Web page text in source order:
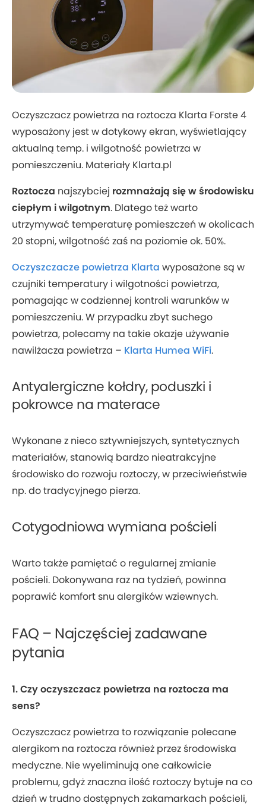
Oczyszczacz powietrza na roztocza Klarta Forste 4
wyposażony jest w dotykowy ekran, wyświetlający
aktualną temp. i wilgotność powietrza w
pomieszczeniu. Materiały Klarta.pl
Roztocza najszybciej rozmnażają się w środowisku
ciepłym i wilgotnym. Dlatego też warto
utrzymywać temperaturę pomieszczeń w okolicach
20 stopni, wilgotność zaś na poziomie ok. 50%.
Oczyszczacze powietrza Klarta wyposażone są w
czujniki temperatury i wilgotności powietrza,
pomagając w codziennej kontroli warunków w
pomieszczeniu. W przypadku zbyt suchego
powietrza, polecamy na takie okazje używanie
nawilżacza powietrza – Klarta Humea WiFi.
Antyalergiczne kołdry, poduszki i
pokrowce na materace
Wykonane z nieco sztywniejszych, syntetycznych
materiałów, stanowią bardzo nieatrakcyjne
środowisko do rozwoju roztoczy, w przeciwieństwie
np. do tradycyjnego pierza.
Cotygodniowa wymiana pościeli
Warto także pamiętać o regularnej zmianie
pościeli. Dokonywana raz na tydzień, powinna
poprawić komfort snu alergików wziewnych.
FAQ – Najczęściej zadawane
pytania
1. Czy oczyszczacz powietrza na roztocza ma
sens?
Oczyszczacz powietrza to rozwiązanie polecane
alergikom na roztocza również przez środowiska
medyczne. Nie wyeliminują one całkowicie
problemu, gdyż znaczna ilość roztoczy bytuje na co
dzień w trudno dostępnych zakamarkach pościeli,